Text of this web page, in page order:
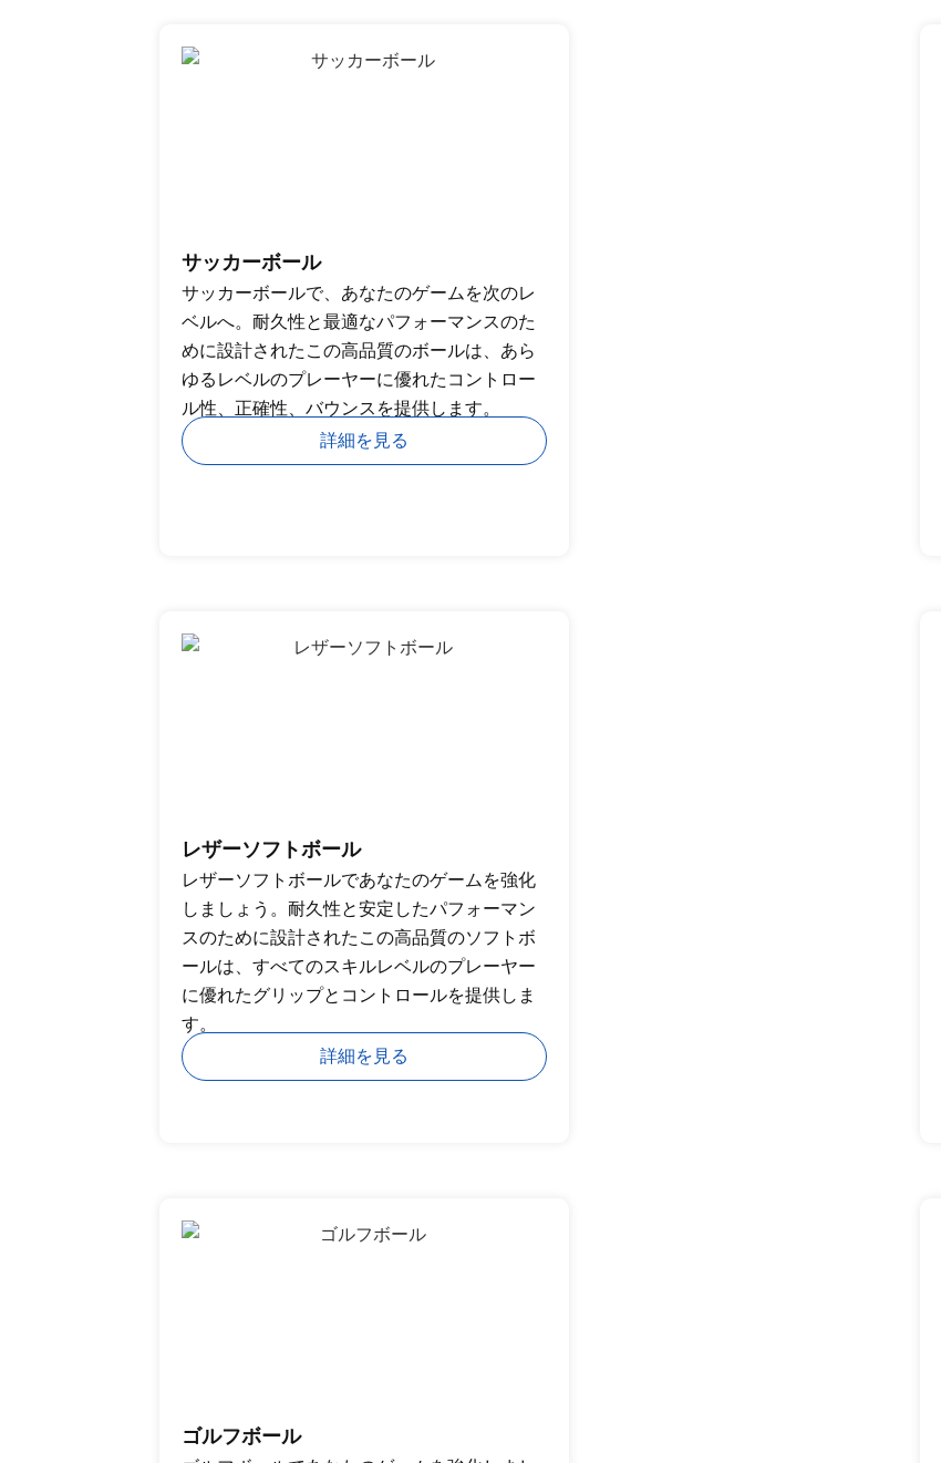
サッカーボール
サッカーボールで、あなたのゲームを次のレ
ベルへ。耐久性と最適なパフォーマンスのた
めに設計されたこの高品質のボールは、あら
ゆるレベルのプレーヤーに優れたコントロー
ル性、正確性、バウンスを提供します。
詳細を見る
レザーソフトボール
レザーソフトボールであなたのゲームを強化
しましょう。耐久性と安定したパフォーマン
スのために設計されたこの高品質のソフトボ
ールは、すべてのスキルレベルのプレーヤー
に優れたグリップとコントロールを提供しま
す。
詳細を見る
ゴルフボール